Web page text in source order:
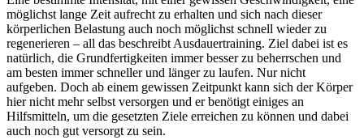
möglichst lange Zeit aufrecht zu erhalten und sich nach dieser
körperlichen Belastung auch noch möglichst schnell wieder zu
regenerieren – all das beschreibt Ausdauertraining. Ziel dabei ist es
natürlich, die Grundfertigkeiten immer besser zu beherrschen und
am besten immer schneller und länger zu laufen. Nur nicht
aufgeben. Doch ab einem gewissen Zeitpunkt kann sich der Körper
hier nicht mehr selbst versorgen und er benötigt einiges an
Hilfsmitteln, um die gesetzten Ziele erreichen zu können und dabei
auch noch gut versorgt zu sein.